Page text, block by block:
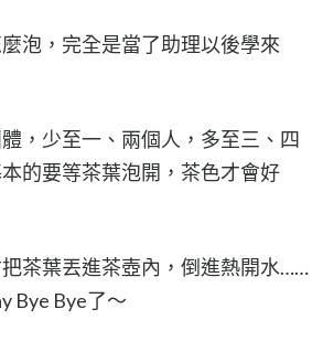
泡，完全是當了助理以後學來
，少至一、兩個人，多至三、四
的要等茶葉泡開，茶色才會好
茶葉丟進茶壺內，倒進熱開水……
Bye Bye了～